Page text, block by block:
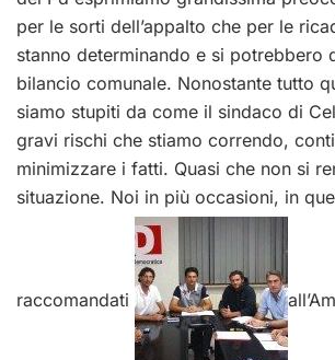
per le sorti dell’appalto che per le
stanno determinando e si potrebbero
bilancio comunale. Nonostante tutto
siamo stupiti da come il sindaco di
gravi rischi che stiamo correndo,
minimizzare i fatti. Quasi che non si
situazione. Noi in più occasioni, in
raccomandati